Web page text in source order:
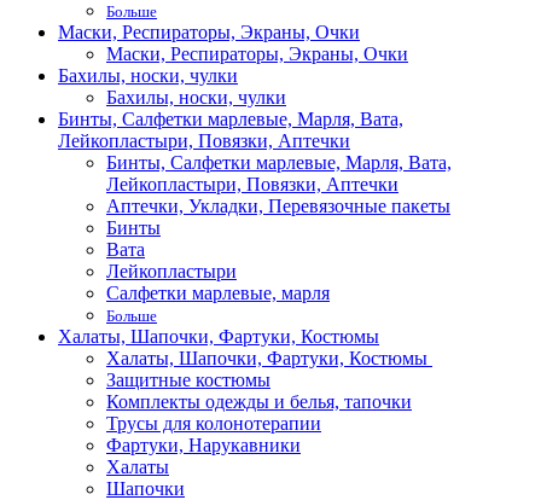
Больше
Маски, Респираторы, Экраны, Очки
Маски, Респираторы, Экраны, Очки
Бахилы, носки, чулки
Бахилы, носки, чулки
Бинты, Салфетки марлевые, Марля, Вата,
Лейкопластыри, Повязки, Аптечки
Бинты, Салфетки марлевые, Марля, Вата,
Лейкопластыри, Повязки, Аптечки
Аптечки, Укладки, Перевязочные пакеты
Бинты
Вата
Лейкопластыри
Салфетки марлевые, марля
Больше
Халаты, Шапочки, Фартуки, Костюмы
Халаты, Шапочки, Фартуки, Костюмы
Защитные костюмы
Комплекты одежды и белья, тапочки
Трусы для колонотерапии
Фартуки, Нарукавники
Халаты
Шапочки